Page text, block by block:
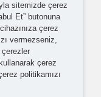
aydınlatma ve
sitemizde çerez
Et” butonuna
çerez
vermezseniz,
çerez
politikamızı